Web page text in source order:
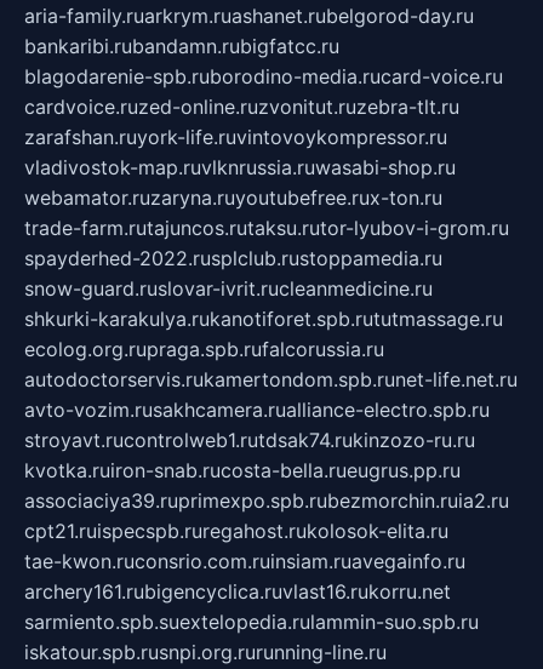
aria-family.ruarkrym.ruashanet.rubelgorod-day.ru
bankaribi.rubandamn.rubigfatcc.ru
blagodarenie-spb.ruborodino-media.rucard-voice.ru
cardvoice.ruzed-online.ruzvonitut.ruzebra-tlt.ru
zarafshan.ruyork-life.ruvintovoykompressor.ru
vladivostok-map.ruvlknrussia.ruwasabi-shop.ru
webamator.ruzaryna.ruyoutubefree.rux-ton.ru
trade-farm.rutajuncos.rutaksu.rutor-lyubov-i-grom.ru
spayderhed-2022.rusplclub.rustoppamedia.ru
snow-guard.ruslovar-ivrit.rucleanmedicine.ru
shkurki-karakulya.rukanotiforet.spb.rututmassage.ru
ecolog.org.rupraga.spb.rufalcorussia.ru
autodoctorservis.rukamertondom.spb.runet-life.net.ru
avto-vozim.rusakhcamera.rualliance-electro.spb.ru
stroyavt.rucontrolweb1.rutdsak74.rukinzozo-ru.ru
kvotka.ruiron-snab.rucosta-bella.rueugrus.pp.ru
associaciya39.ruprimexpo.spb.rubezmorchin.ruia2.ru
cpt21.ruispecspb.ruregahost.rukolosok-elita.ru
tae-kwon.ruconsrio.com.ruinsiam.ruavegainfo.ru
archery161.rubigencyclica.ruvlast16.rukorru.net
sarmiento.spb.suextelopedia.rulammin-suo.spb.ru
iskatour.spb.rusnpi.org.rurunning-line.ru